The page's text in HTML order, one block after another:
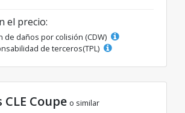
el precio:
de daños por colisión (CDW)
de terceros(TPL)
Coupe o similar